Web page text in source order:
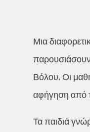
Μια
Βόλου. Οι
αφήγηση από
Τα παιδιά